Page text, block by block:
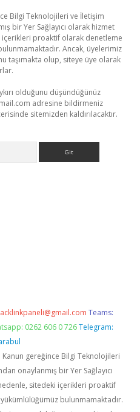
Bilgi Teknolojileri ve İletişim
bir Yer Sağlayıcı olarak hizmet
proaktif olarak denetleme
Ancak, üyelerimiz
taşımakta olup, siteye üye olarak
olduğunu düşündüğünüz
adresine bildirmeniz
sitemizden kaldırılacaktır.
Teams:
0262 606 0 726 Telegram:
Kanun gereğince Bilgi Teknolojileri
onaylanmış bir Yer Sağlayıcı
sitedeki içerikleri proaktif
bulunmamaktadır.